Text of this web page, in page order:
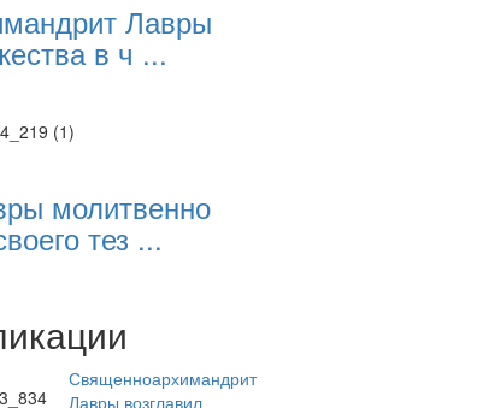
Лавры
в ч ...
молитвенно
тез ...
Священноархимандрит
Лавры возглавил